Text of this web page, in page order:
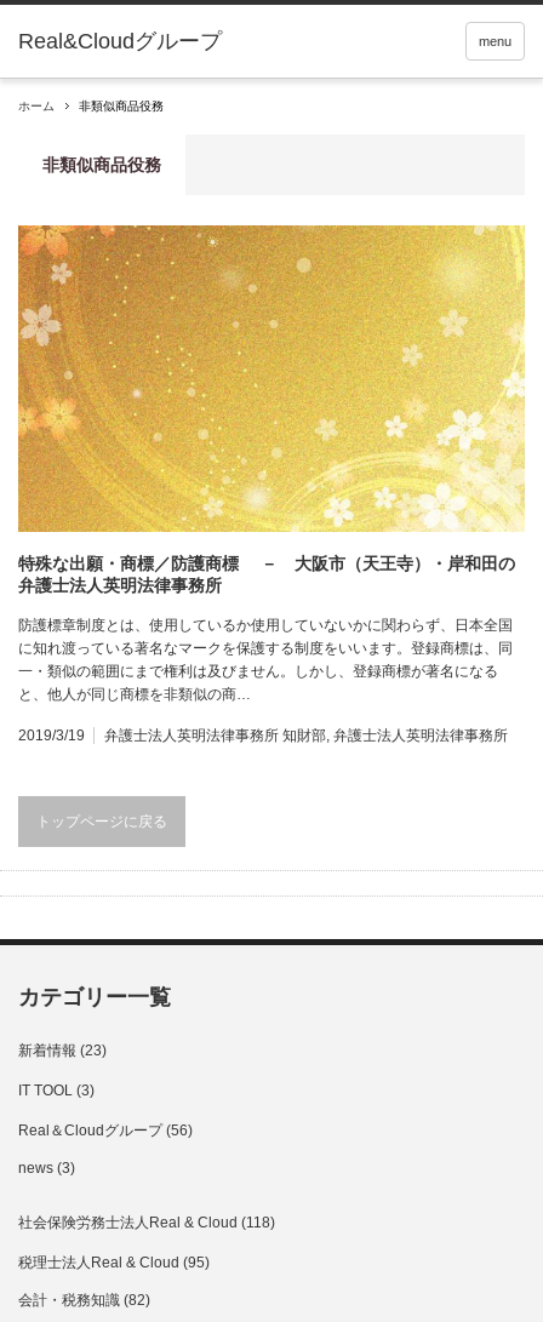
Real&Cloudグループ menu
ホーム 非類似商品役務
非類似商品役務
特殊な出願・商標／防護商標 － 大阪市（天王寺）・岸和田の
弁護士法人英明法律事務所
防護標章制度とは、使用しているか使用していないかに関わらず、日本全国
に知れ渡っている著名なマークを保護する制度をいいます。登録商標は、同
一・類似の範囲にまで権利は及びません。しかし、登録商標が著名になる
と、他人が同じ商標を非類似の商…
2019/3/19 弁護士法人英明法律事務所 知財部, 弁護士法人英明法律事務所
トップページに戻る
カテゴリー一覧
新着情報 (23)
IT TOOL (3)
Real＆Cloudグループ(56)
news (3)
社会保険労務士法人Real & Cloud (118)
税理士法人Real & Cloud (95)
会計・税務知識 (82)